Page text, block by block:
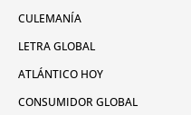
CULEMANÍA
LETRA GLOBAL
ATLÁNTICO HOY
CONSUMIDOR GLOBAL